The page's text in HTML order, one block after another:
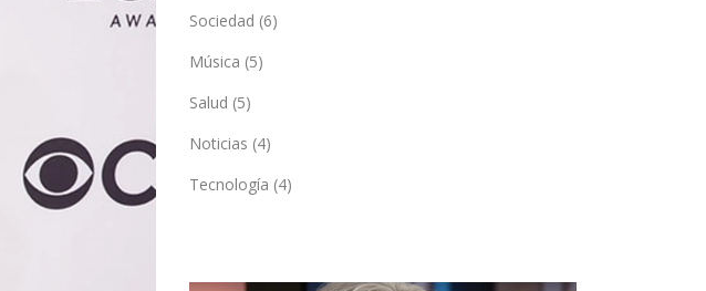
Sociedad (6)
Música (5)
Salud (5)
Noticias (4)
Tecnología (4)